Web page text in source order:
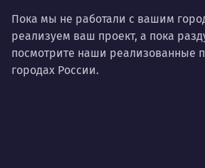
Пока мы не работали с вашим
реализуем ваш проект, а пока
посмотрите наши реализованные
городах России.